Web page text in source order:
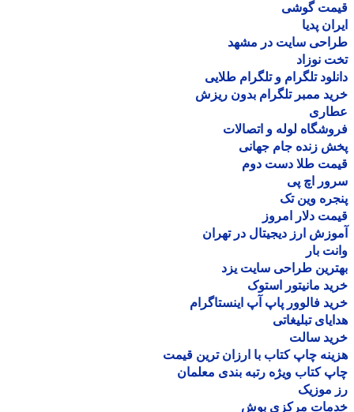
گوشی
پدیا
سایت در مشهد
نوزاد
تلگرام و تلگرام طلایی
ممبر تلگرام بدون ریزش
لوله و اتصالات
زنده جام جهانی
طلا دست دوم
اچ پی
وین تک
دلار امروز
ارز دیجیتال در تهران
بار
طراحی سایت یزد
مانیتور استوک
فالوور پاپ آپ اینستاگرام
تبلیغاتی
سالت
چاپ کتاب با ارزان ترین قیمت
کتاب ویژه رتبه بندی معلمان
موزیک
مرکزی بوش